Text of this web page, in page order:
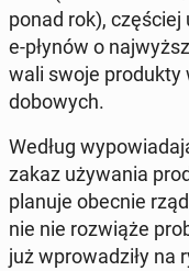
ponad rok),
e-płynów o
wa­li swoje
do­bo­wych.
Według
zakaz uży­wa­nia
planuje obecnie
nie nie roz­wią­że
już wpro­wa­dzi­ły na